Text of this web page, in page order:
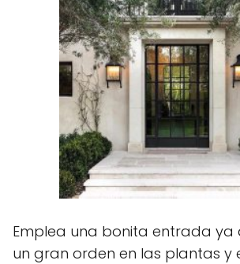
Emplea una bonita entrada ya
un gran orden en las plantas y